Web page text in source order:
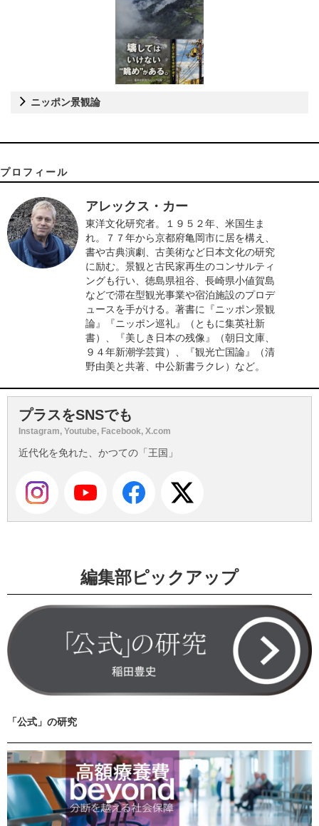
ニッポン景観論
プロフィール
アレックス・カー
東洋文化研究者。１９５２年、米国生ま
れ。７７年から京都府亀岡市に居を構え、
書や古典演劇、古美術など日本文化の研究
に励む。景観と古民家再生のコンサルティ
ングも行い、徳島県祖谷、長崎県小値賀島
などで滞在型観光事業や宿泊施設のプロデ
ュースを手がける。著書に『ニッポン景観
論』『ニッポン巡礼』（ともに集英社新
書）、『美しき日本の残像』（朝日文庫、
９４年新潮学芸賞）、『観光亡国論』（清
野由美と共著、中公新書ラクレ）など。
プラスをSNSでも
Instagram, Youtube, Facebook, X.com
近代化を免れた、かつての「王国」
編集部ピックアップ
「公式」の研究